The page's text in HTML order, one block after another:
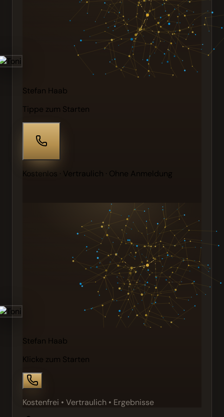
Stefan Haab
Tippe zum Starten
Kostenlos · Vertraulich · Ohne Anmeldung
Stefan Haab
Klicke zum Starten
Kostenfrei • Vertraulich • Ergebnisse